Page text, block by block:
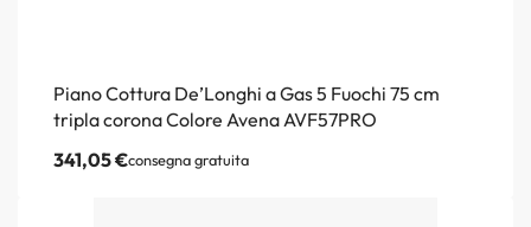
Piano Cottura De’Longhi a Gas 5 Fuochi 75 cm
tripla corona Colore Avena AVF57PRO
341,05€consegna gratuita